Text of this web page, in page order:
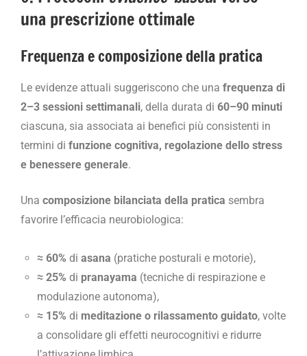
una prescrizione ottimale
Frequenza e composizione della pratica
Le evidenze attuali suggeriscono che una frequenza di
2–3 sessioni settimanali, della durata di 60–90 minuti
ciascuna, sia associata ai benefici più consistenti in
termini di funzione cognitiva, regolazione dello stress
e benessere generale.
Una composizione bilanciata della pratica sembra
favorire l’efficacia neurobiologica:
≈ 60% di asana (pratiche posturali e motorie),
≈ 25% di pranayama (tecniche di respirazione e
modulazione autonoma),
≈ 15% di meditazione o rilassamento guidato, volte
a consolidare gli effetti neurocognitivi e ridurre